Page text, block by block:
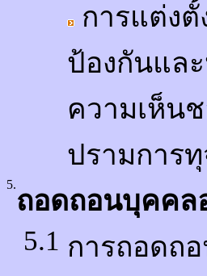
การแต่ง
ป้องกันแล
ความเห็น
ปรามการ
5.
ถอดถอนบุคคล
5.1 การถอดถ